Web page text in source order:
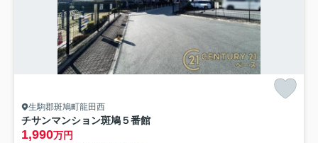
生駒郡斑鳩町龍田西
チサンマンション斑鳩５番館
1,990万円